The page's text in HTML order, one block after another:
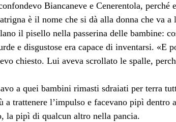
Biancaneve e Cenerentola,
è il nome che si dà alla donna che va
il pisello nella passerina delle bambine:
e disgustose era capace di inventarsi. «E
chiesto. Lui aveva scrollato le spalle,
a quei bambini rimasti sdraiati per terra
a trattenere l’impulso e facevano pipì
la pipì di qualcun altro nella pancia.